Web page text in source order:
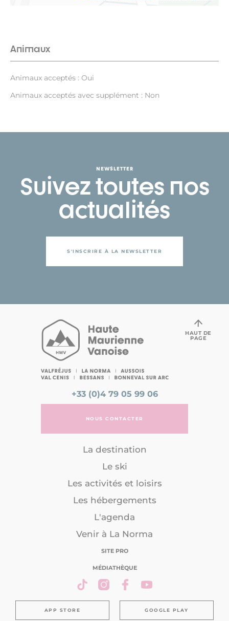
Animaux
Animaux acceptés : Oui
Animaux acceptés avec supplément : Non
NEWSLETTER
Suivez toutes nos
actualités
S'INSCRIRE À LA NEWSLETTER
+33 (0)4 79 05 99 06
NOUS CONTACTER
La destination
Le ski
Les activités et loisirs
Les hébergements
L'agenda
Venir à La Norma
SITE PRO
MÉDIATHÈQUE
APP STORE GOOGLE PLAY
HAUT DE
PAGE